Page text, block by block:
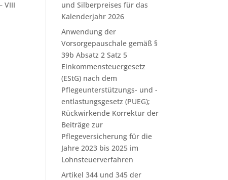
VIII
und Silberpreises für das
Kalenderjahr 2026
Anwendung der
Vorsorgepauschale gemäß §
39b Absatz 2 Satz 5
Einkommensteuergesetz
(EStG) nach dem
Pflegeunterstützungs- und -
entlastungsgesetz (PUEG);
Rückwirkende Korrektur der
Beiträge zur
Pflegeversicherung für die
Jahre 2023 bis 2025 im
Lohnsteuerverfahren
Artikel 344 und 345 der